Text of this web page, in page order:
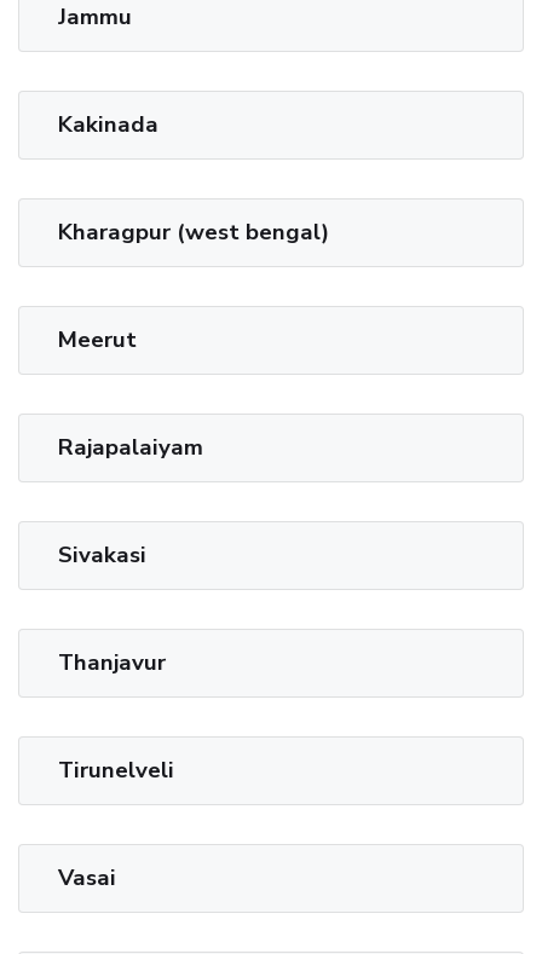
Jammu
Kakinada
Kharagpur (west bengal)
Meerut
Rajapalaiyam
Sivakasi
Thanjavur
Tirunelveli
Vasai